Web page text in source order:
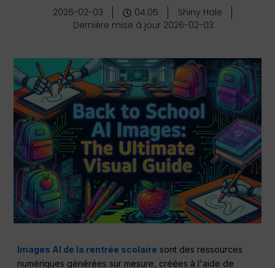
2026-02-03 04:05
Shiny Hale
Dernière mise à jour 2026-02-03
Images AI de la rentrée scolaire sont des ressources
numériques générées sur mesure, créées à l'aide de